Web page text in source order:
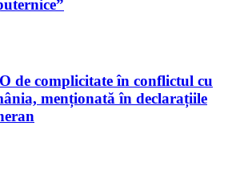
de complicitate în conflictul cu
menționată în declarațiile